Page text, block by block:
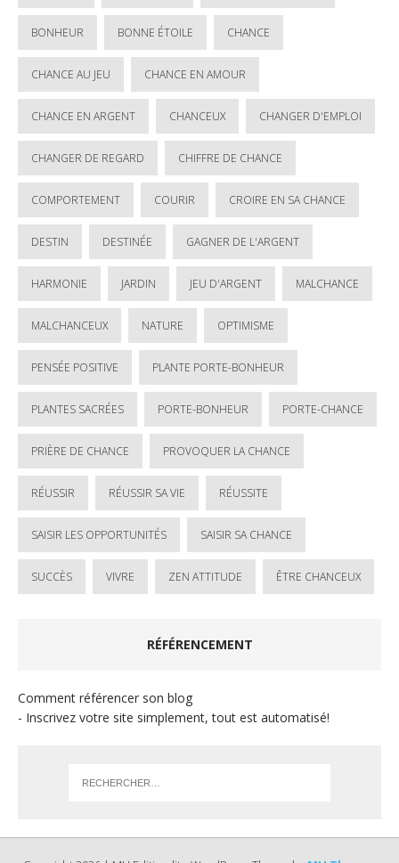
BONHEUR BONNE ÉTOILE CHANCE
CHANCE AU JEU CHANCE EN AMOUR
CHANCE EN ARGENT CHANCEUX CHANGER D'EMPLOI
CHANGER DE REGARD CHIFFRE DE CHANCE
COMPORTEMENT COURIR CROIRE EN SA CHANCE
DESTIN DESTINÉE GAGNER DE L'ARGENT
HARMONIE JARDIN JEU D'ARGENT MALCHANCE
MALCHANCEUX NATURE OPTIMISME
PENSÉE POSITIVE PLANTE PORTE-BONHEUR
PLANTES SACRÉES PORTE-BONHEUR PORTE-CHANCE
PRIÈRE DE CHANCE PROVOQUER LA CHANCE
RÉUSSIR RÉUSSIR SA VIE RÉUSSITE
SAISIR LES OPPORTUNITÉS SAISIR SA CHANCE
SUCCÈS VIVRE ZEN ATTITUDE ÊTRE CHANCEUX
RÉFÉRENCEMENT
Comment référencer son blog
- Inscrivez votre site simplement, tout est automatisé!